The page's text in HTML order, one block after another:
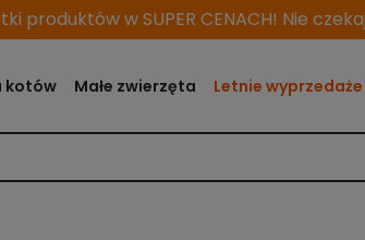
produktów w SUPER CENACH! Nie
kotów Małe zwierzęta Letnie wyprzedaże